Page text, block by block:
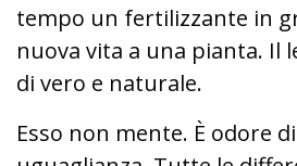
tempo un fertilizzante in
nuova vita a una pianta. Il
di vero e naturale.
Esso non mente. È odore